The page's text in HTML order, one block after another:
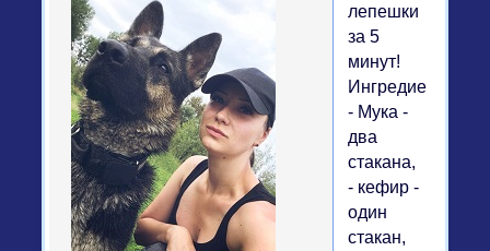
лепешки
за 5
минут!
Ингредиенты:
- Мука -
два
стакана,
- кефир -
один
стакан,